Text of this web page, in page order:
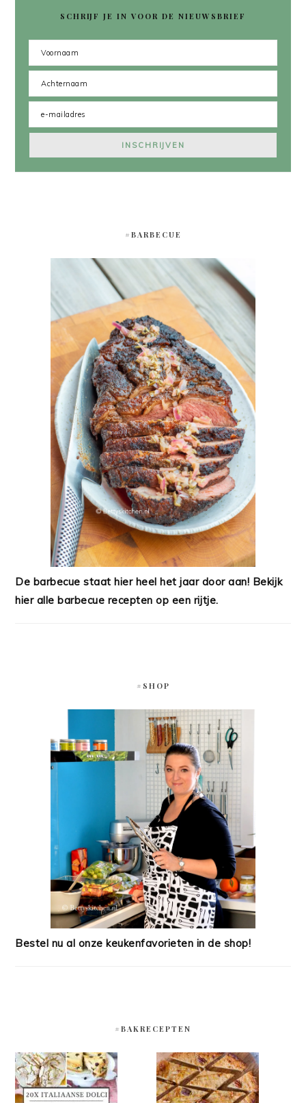
SCHRIJF JE IN VOOR DE NIEUWSBRIEF
#BARBECUE
De barbecue staat hier heel het jaar door aan! Bekijk
hier alle barbecue recepten op een rijtje.
#SHOP
Bestel nu al onze keukenfavorieten in de shop!
#BAKRECEPTEN